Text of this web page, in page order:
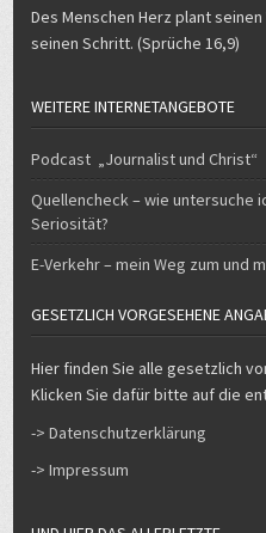
Des Menschen Herz plant
seinen Schritt. (Sprüche 16,9)
WEITERE INTERNETANGEBOTE
Podcast „Journalist und Christ“
Quellencheck – wie untersuche
Seriosität?
E-Verkehr – mein Weg zum und
GESETZLICH VORGESEHENE
Hier finden Sie alle gesetzlich
Klicken Sie dafür bitte auf die
-> Datenschutzerklärung
-> Impressum